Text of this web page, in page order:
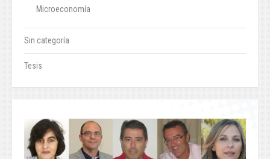
Microeconomía
Sin categoría
Tesis